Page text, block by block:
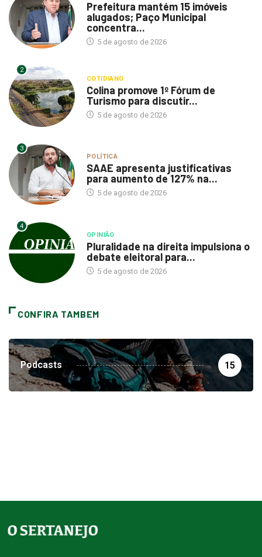
Prefeitura mantém 15 imóveis
alugados; Paço Municipal
concentra...
5 de agosto de 2026
2
COTIDIANO
Colina promove 1º Fórum de
Turismo para discutir...
5 de agosto de 2026
3
POLÍTICA
SAAE apresenta justificativas
para aumento de 127% na...
5 de agosto de 2026
4
OPINIÃO
Pluralidade na direita impulsiona o
debate eleitoral para...
5 de agosto de 2026
CONFIRA TAMBEM
Podcasts 15